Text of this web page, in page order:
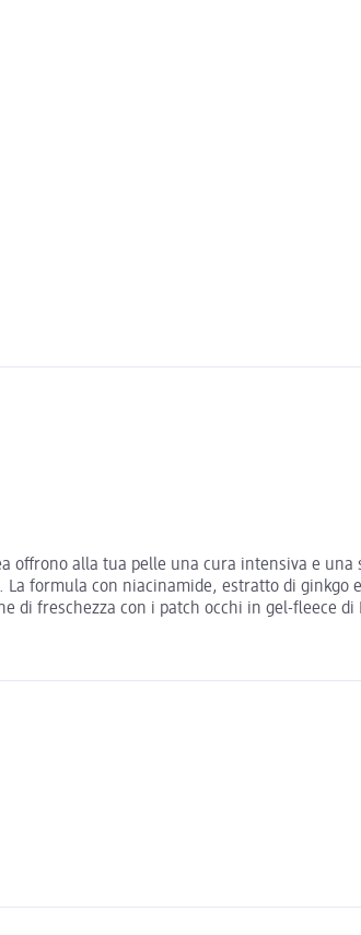
offrono alla tua pelle una cura intensiva e
formula con niacinamide, estratto di
di freschezza con i patch occhi in gel-fleece di